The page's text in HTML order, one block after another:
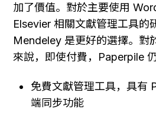
加了價值。對於主要使用
Elsevier 相關文獻管理工具的
Mendeley 是更好的選擇。對
來說，即使付費，Paperpile
免費文獻管理工具，具有
端同步功能